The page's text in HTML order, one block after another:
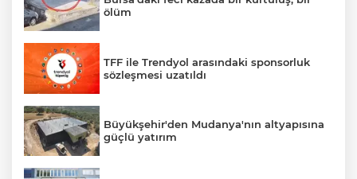
ölüm
TFF ile Trendyol arasındaki sponsorluk
sözleşmesi uzatıldı
Büyükşehir'den Mudanya'nın altyapısına
güçlü yatırım